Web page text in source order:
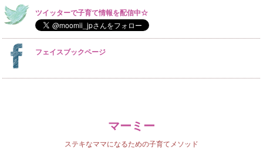
ツイッターで子育て情報を配信中☆
フェイスブックページ
マーミー
ステキなママになるための子育てメソッド